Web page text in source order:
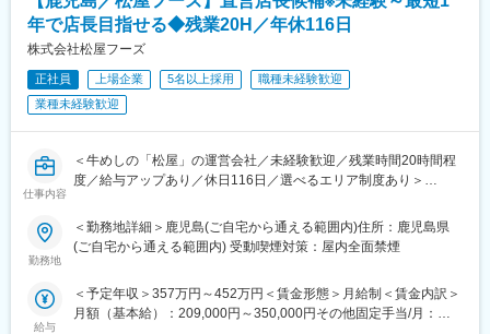
展開しています。
パスタからスタートした業態も時代のニーズに合わせた対応、進
化を続けています。“パスタのテイクアウト”がヒットに繋がったミ
オミオや、スープとカフェを主体とした店舗、た当初は常連さん
への”おすそ分け“だけだったサラダ用ドレッシングも健康ニーズに
沿った商品開発、提供など今後も「おいしさ」と「健康」に「楽
しさ」を加えた商品提供を行なっていく方針です。
変更の範囲：会社の定める業務
先輩社員からOJTにて業務を教えてもらいます。
まずは厨房にて仕込み業務や調理の仕事を覚えていただきます。
その後ホールにて接客などもやっていただきます。
将来的には店舗管理（売上の集計、レジ締め、発注業務）なども
やっていただく予定です。
1つ1つ徐々にお任せしていきますのでご安心ください。
入社後、最短で3～4年で店長になった先輩もいます。
【ＦＡＲＭＥＲＳ ＭＡＮ】 正社員(男性2名、30代)、パート（男
性6名、女性4名、20代）
【魚菜丸】 正社員（男性1名、60代）、パート（男性3名、女性
2名、年代20代）
年で店長目指せる◆残業20H／年休116日
株式会社松屋フーズ
正社員 上場企業 5名以上採用
職種未経験歓迎
業種未経験歓迎
仕事内容
＜牛めしの「松屋」の運営会社／未経験歓迎／残業時間20時間程
度／給与アップあり／休日116日／選べるエリア制度あり＞
■業務内容：変更の範囲：会社の定める業務
同社の、牛めし『松屋』、とんかつ『松のや』、鮨、ラーメン、
https://www.midcareer-
matsuyafoods.com/matsuyafoods/career.htm
勤務地
＜勤務地詳細＞鹿児島(ご自宅から通える範囲内)住所：鹿児島県
(ご自宅から通える範囲内) 受動喫煙対策：屋内全面禁煙
給与
＜予定年収＞357万円～452万円＜賃金形態＞月給制＜賃金内訳＞
月額（基本給）：209,000円～350,000円その他固定手当/月：